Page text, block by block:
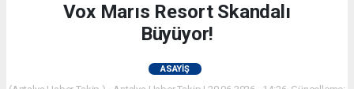
Vox Marıs Resort Skandalı
Büyüyor!
ASAYIŞ